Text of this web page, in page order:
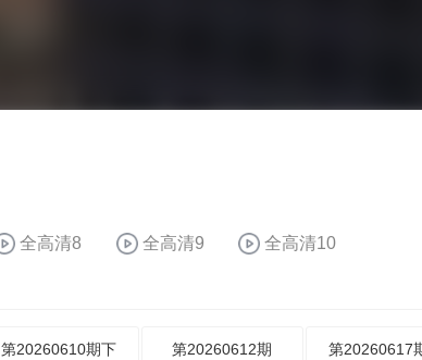
全高清8 全高清9 全高清10
第20260610期下 第20260612期 第20260617